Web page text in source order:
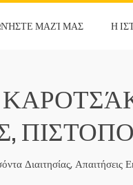
ΜΑΖΊ ΜΑΣ Η
Διαιτησίας, Απαιτήσεις